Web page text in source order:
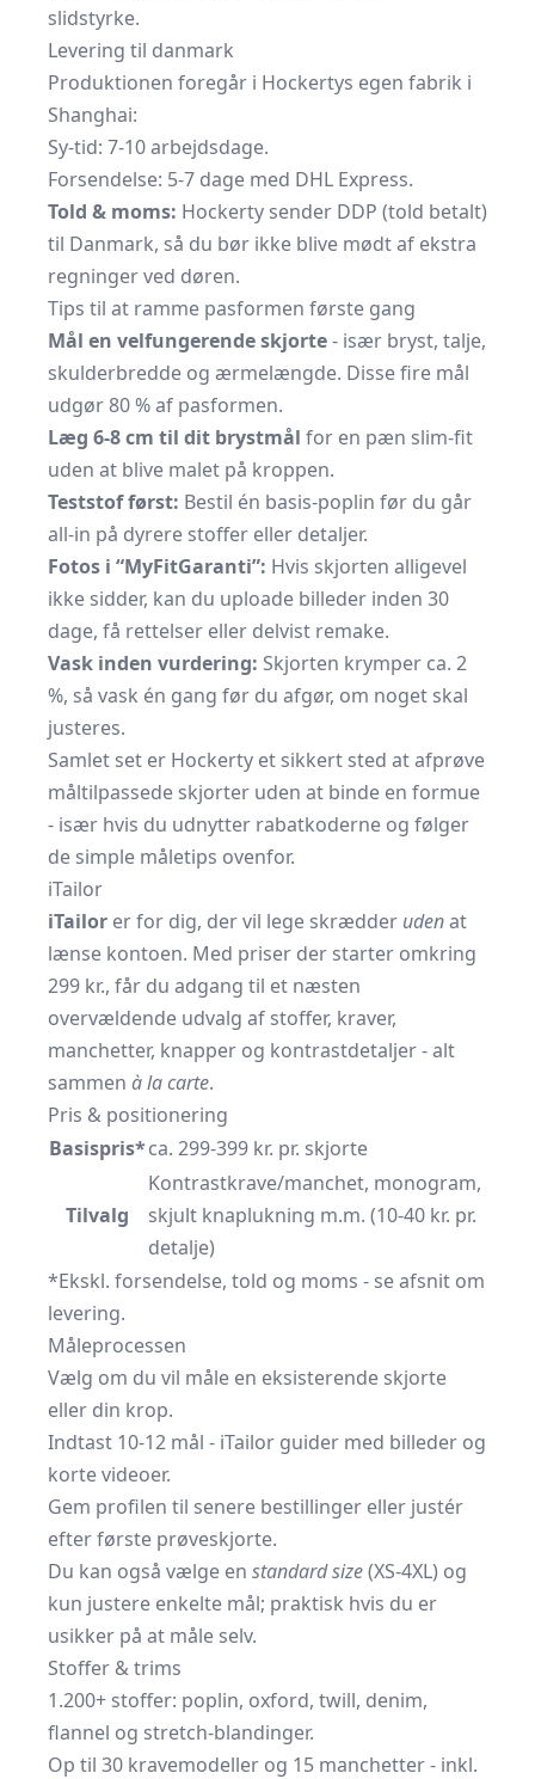
slidstyrke.
Levering til danmark
Produktionen foregår i Hockertys egen fabrik i
Shanghai:
Sy-tid: 7-10 arbejdsdage.
Forsendelse: 5-7 dage med DHL Express.
Told & moms: Hockerty sender DDP (told betalt)
til Danmark, så du bør ikke blive mødt af ekstra
regninger ved døren.
Tips til at ramme pasformen første gang
Mål en velfungerende skjorte- især bryst, talje,
skulderbredde og ærmelængde. Disse fire mål
udgør 80 % af pasformen.
Læg 6-8 cm til dit brystmål for en pæn slim-fit
uden at blive malet på kroppen.
Teststof først: Bestil én basis-poplin før du går
all-in på dyrere stoffer eller detaljer.
Fotos i “MyFitGaranti”: Hvis skjorten alligevel
ikke sidder, kan du uploade billeder inden 30
dage, få rettelser eller delvist remake.
Vask inden vurdering: Skjorten krymper ca. 2
%, så vask én gang før du afgør, om noget skal
justeres.
Samlet set er Hockerty et sikkert sted at afprøve
måltilpassede skjorter uden at binde en formue
- især hvis du udnytter rabatkoderne og følger
de simple måletips ovenfor.
iTailor
iTailor er for dig, der vil lege skrædder udenat
lænse kontoen. Med priser der starter omkring
299 kr., får du adgang til et næsten
overvældende udvalg af stoffer, kraver,
manchetter, knapper og kontrastdetaljer - alt
sammen à la carte.
Pris & positionering
Basispris*ca. 299-399 kr. pr. skjorte
Tilvalg
Kontrastkrave/­manchet, monogram,
skjult knaplukning m.m. (10-40 kr. pr.
detalje)
*Ekskl. forsendelse, told og moms - se afsnit om
levering.
Måleprocessen
Vælg om du vil måle en eksisterende skjorte
eller din krop.
Indtast 10-12 mål - iTailor guider med billeder og
korte videoer.
Gem profilen til senere bestillinger eller justér
efter første prøveskjorte.
Du kan også vælge en standard size(XS-4XL) og
kun justere enkelte mål; praktisk hvis du er
usikker på at måle selv.
Stoffer & trims
1.200+ stoffer: poplin, oxford, twill, denim,
flannel og stretch-blandinger.
Op til 30 kravemodeller og 15 manchetter - inkl.